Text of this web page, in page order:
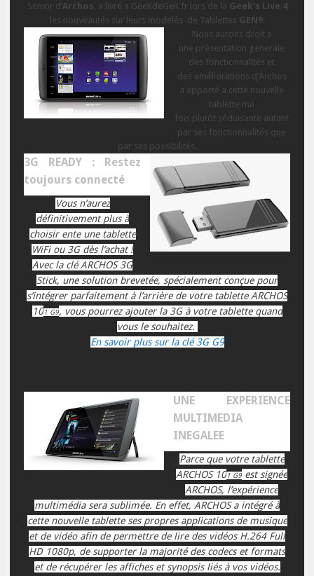
Senior d’Archos, a livré a GeeKdeGeK.fr lors de la Geek’s Live 4
les nouveautés sur leurs modelés de Tablettes GEN9.
Nous aurons droit a
une présentation generale
des fonctionnalités et
des améliorations q’Archos
a apporté a cette nouvelle
tablette ma
fois plutôt séduisante autant
par ses fonctionnalités que
par ses possibilités.
3G READY : Restez
toujours connecté
Vous n’aurez
définitivement plus à
choisir ente une tablette
WiFi ou 3G dès l’achat !
Avec la clé ARCHOS 3G
Stick, une solution brevetée, spécialement conçue pour
s’intégrer parfaitement à l’arrière de votre tablette ARCHOS
101 G9, vous pourrez ajouter la 3G à votre tablette quand
vous le souhaitez.
En savoir plus sur la clé 3G G9
UNE EXPERIENCE
MULTIMEDIA
INEGALEE
Parce que votre tablette
ARCHOS 101 G9 est signée
ARCHOS, l’expérience
multimédia sera sublimée. En effet, ARCHOS a intégré à
cette nouvelle tablette ses propres applications de musique
et de vidéo afin de permettre de lire des vidéos H.264 Full
HD 1080p, de supporter la majorité des codecs et formats
et de récupérer les affiches et synopsis liés à vos vidéos.